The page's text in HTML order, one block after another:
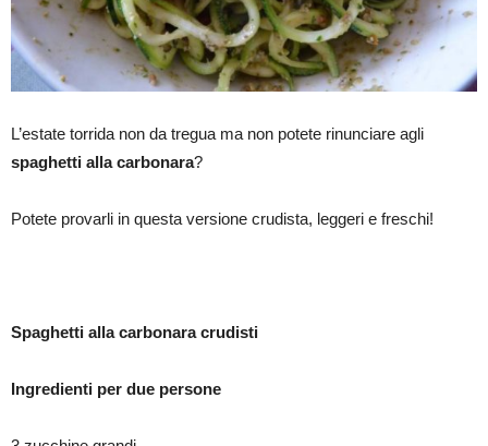
L’estate torrida non da tregua ma non potete rinunciare agli
spaghetti alla carbonara?
Potete provarli in questa versione crudista, leggeri e freschi!
Spaghetti alla carbonara crudisti
Ingredienti per due persone